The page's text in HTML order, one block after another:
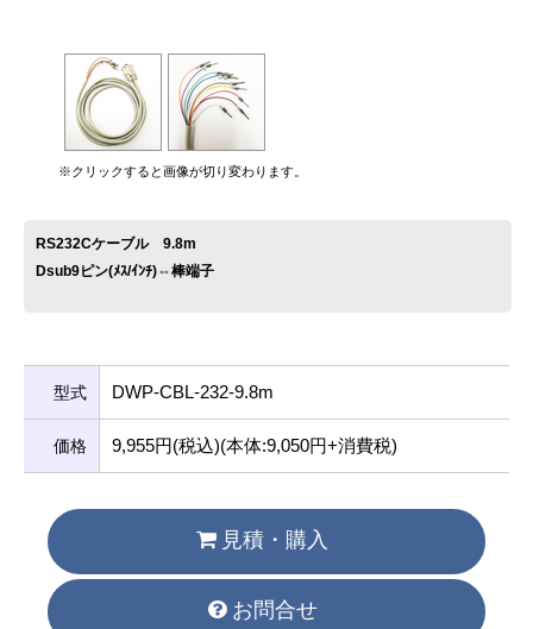
※クリックすると画像が切り変わります。
RS232Cケーブル 9.8m
Dsub9ピン(ﾒｽ/ｲﾝﾁ)⇔棒端子
型式 DWP-CBL-232-9.8m
価格 9,955円(税込)(本体:9,050円+消費税)
見積・購入
お問合せ